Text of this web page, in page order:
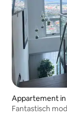
Appartement in
Fantastisch